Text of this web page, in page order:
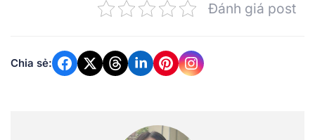
Đánh giá post
Chia sẻ: